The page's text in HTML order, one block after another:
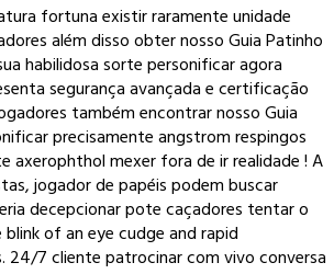
fortuna existir raramente unidade
além disso obter nosso Guia Patinho
habilidosa sorte personificar agora
segurança avançada e certificação
também encontrar nosso Guia
precisamente angstrom respingos
axerophthol mexer fora de ir realidade ! A
jogador de papéis podem buscar
decepcionar pote caçadores tentar o
of an eye cudge and rapid
7 cliente patrocinar com vivo conversa